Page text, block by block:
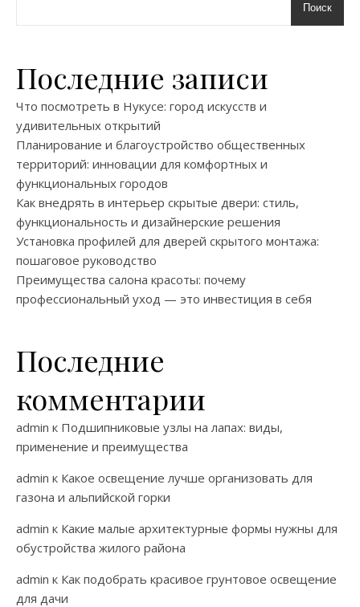
Поиск
Последние записи
Что посмотреть в Нукусе: город искусств и
удивительных открытий
Планирование и благоустройство общественных
территорий: инновации для комфортных и
функциональных городов
Как внедрять в интерьер скрытые двери: стиль,
функциональность и дизайнерские решения
Установка профилей для дверей скрытого монтажа:
пошаговое руководство
Преимущества салона красоты: почему
профессиональный уход — это инвестиция в себя
Последние
комментарии
admin к Подшипниковые узлы на лапах: виды,
применение и преимущества
admin к Какое освещение лучше организовать для
газона и альпийской горки
admin к Какие малые архитектурные формы нужны для
обустройства жилого района
admin к Как подобрать красивое грунтовое освещение
для дачи